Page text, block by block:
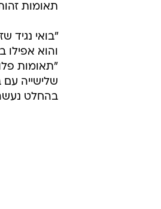
תאומות
"בואי נגיד
והוא אפילו
"תאומות
שלישייה עם
בהחלט